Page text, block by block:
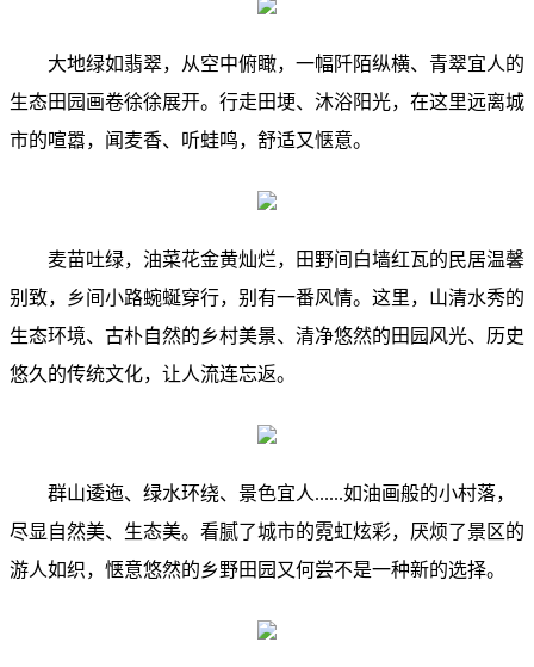
大地绿如翡翠，从空中俯瞰，一幅阡陌纵横、青翠宜人的
生态田园画卷徐徐展开。行走田埂、沐浴阳光，在这里远离城
市的喧嚣，闻麦香、听蛙鸣，舒适又惬意。
麦苗吐绿，油菜花金黄灿烂，田野间白墙红瓦的民居温馨
别致，乡间小路蜿蜒穿行，别有一番风情。这里，山清水秀的
生态环境、古朴自然的乡村美景、清净悠然的田园风光、历史
悠久的传统文化，让人流连忘返。
群山逶迤、绿水环绕、景色宜人......如油画般的小村落，
尽显自然美、生态美。看腻了城市的霓虹炫彩，厌烦了景区的
游人如织，惬意悠然的乡野田园又何尝不是一种新的选择。